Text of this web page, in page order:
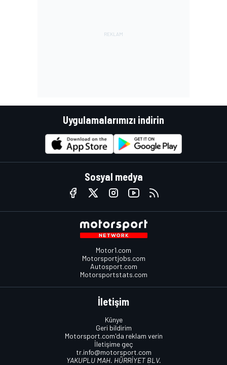
Uygulamalarımızı indirin
Sosyal medya
Motor1.com
Motorsportjobs.com
Autosport.com
Motorsportstats.com
İletişim
Künye
Geri bildirim
Motorsport.com'da reklam verin
İletişime geç
tr.info@motorsport.com
YAKUPLU MAH. HÜRRİYET BLV.